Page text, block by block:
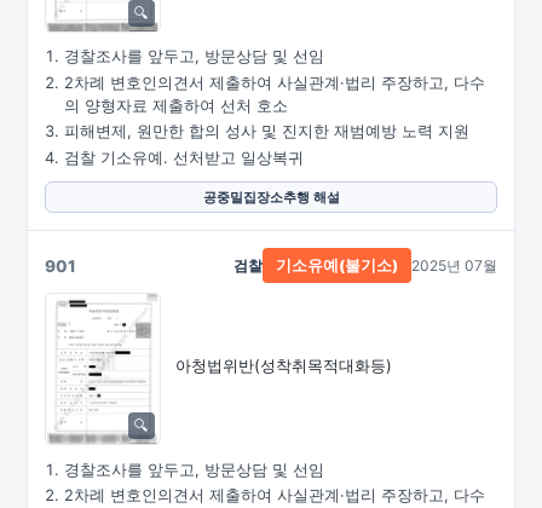
경찰조사를 앞두고, 방문상담 및 선임
2차례 변호인의견서 제출하여 사실관계·법리 주장하고, 다수
의 양형자료 제출하여 선처 호소
피해변제, 원만한 합의 성사 및 진지한 재범예방 노력 지원
검찰 기소유예. 선처받고 일상복귀
공중밀집장소추행 해설
901
아청법위반(성착취목적대화등)
검찰 기소유예(불기소) 2025년 07월
경찰조사를 앞두고, 방문상담 및 선임
2차례 변호인의견서 제출하여 사실관계·법리 주장하고, 다수